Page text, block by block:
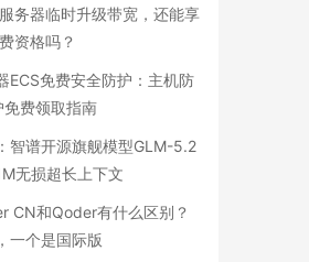
务器临时升级带宽，还能享
资格吗？
ECS免费安全防护：主机防
费领取指南
智谱开源旗舰模型GLM-5.2
无损超长上下文
CN和Qoder有什么区别？
一个是国际版